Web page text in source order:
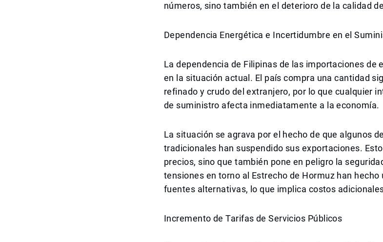
números, sino también en el deterioro de la calidad
Dependencia Energética e Incertidumbre en el
La dependencia de Filipinas de las importaciones de
en la situación actual. El país compra una cantidad
refinado y crudo del extranjero, por lo que cualquier
de suministro afecta inmediatamente a la economía.
La situación se agrava por el hecho de que algunos
tradicionales han suspendido sus exportaciones.
precios, sino que también pone en peligro la
tensiones en torno al Estrecho de Hormuz han hecho
fuentes alternativas, lo que implica costos
Incremento de Tarifas de Servicios Públicos